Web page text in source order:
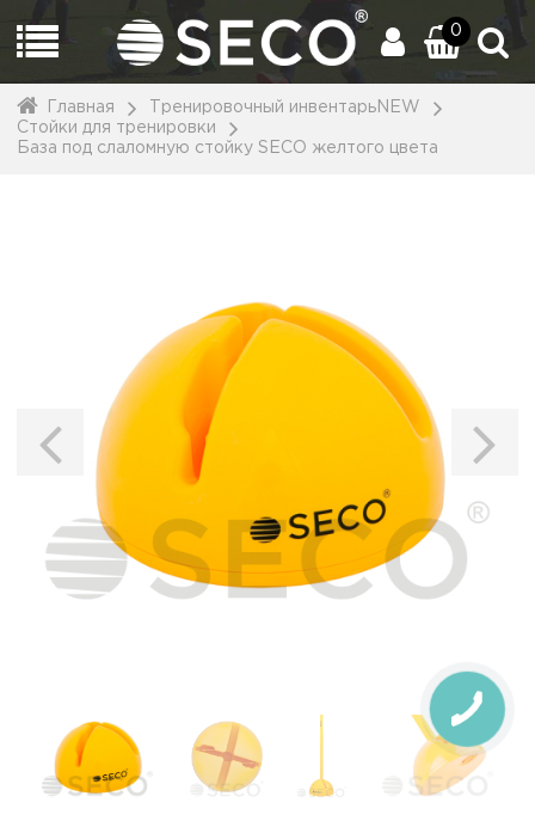
0
Главная
Тренировочный инвентарьNEW
Стойки для тренировки
База под слаломную стойку SECO желтого цвета